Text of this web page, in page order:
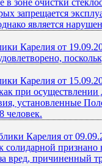
в зоне очистки
запрещается
является
Карелия от
Карелия от
при
установленные
человек.
Карелия от
солидарной
причиненный